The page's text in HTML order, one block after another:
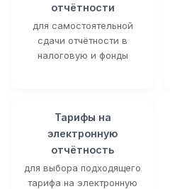
отчётности
для самостоятельной
сдачи отчётности в
налоговую и фонды
Тарифы на
электронную
отчётность
для выбора подходящего
тарифа на электронную